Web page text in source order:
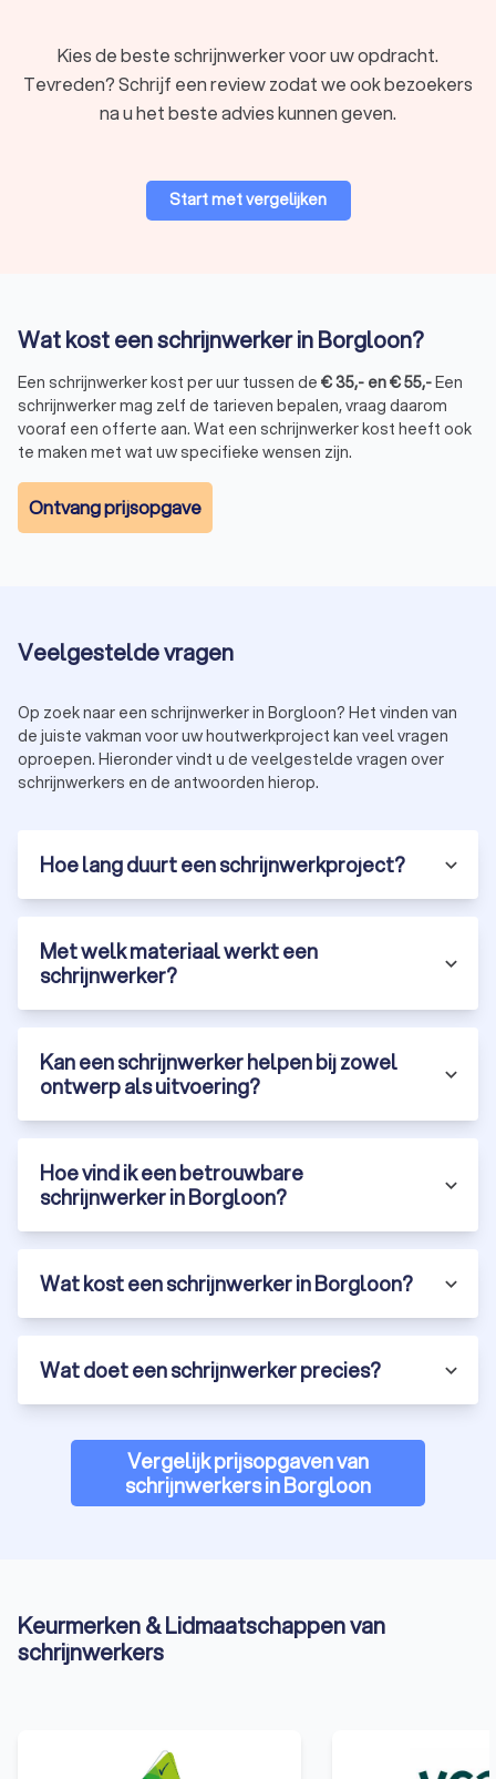
Kies de beste schrijnwerker voor uw opdracht.
Tevreden? Schrijf een review zodat we ook bezoekers
na u het beste advies kunnen geven.
Start met vergelijken
Wat kost een schrijnwerker in Borgloon?
Een schrijnwerker kost per uur tussen de €35,- en€55,-Een
schrijnwerker mag zelf de tarieven bepalen, vraag daarom
vooraf een offerte aan. Wat een schrijnwerker kost heeft ook
te maken met wat uw specifieke wensen zijn.
Ontvang prijsopgave
Veelgestelde vragen
Op zoek naar een schrijnwerker in Borgloon? Het vinden van
de juiste vakman voor uw houtwerkproject kan veel vragen
oproepen. Hieronder vindt u de veelgestelde vragen over
schrijnwerkers en de antwoorden hierop.
Hoe lang duurt een schrijnwerkproject?
Met welk materiaal werkt een
schrijnwerker?
Kan een schrijnwerker helpen bij zowel
ontwerp als uitvoering?
Hoe vind ik een betrouwbare
schrijnwerker in Borgloon?
Wat kost een schrijnwerker in Borgloon?
Wat doet een schrijnwerker precies?
Vergelijk prijsopgaven van
schrijnwerkers in Borgloon
Keurmerken & Lidmaatschappen van
schrijnwerkers